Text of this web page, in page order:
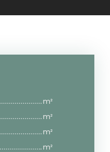
m²
m²
m²
m²